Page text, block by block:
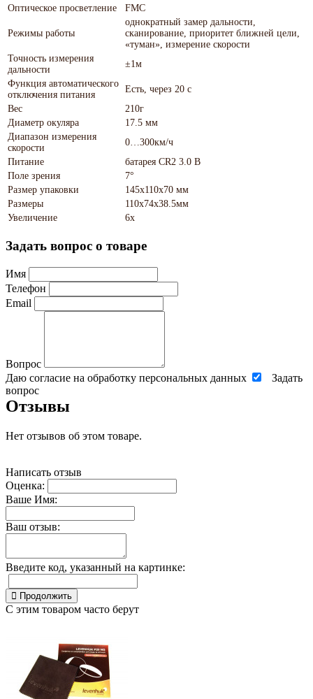
Оптическое просветление FMC
Режимы работы
однократный замер дальности,
сканирование, приоритет ближней цели,
«туман», измерение скорости
Точность измерения
дальности
±1м
Функция автоматического
отключения питания
Есть, через 20 с
Вес
210г
Диаметр окуляра
17.5 мм
Диапазон измерения
скорости
0…300км/ч
Питание
батарея CR2 3.0 В
Поле зрения
7°
Размер упаковки
145х110х70 мм
Размеры
110х74х38.5мм
Увеличение
6х
Задать вопрос о товаре
Имя
Телефон
Email
Вопрос
Даю согласие на обработку персональных данных
Задать
вопрос
Отзывы
Нет отзывов об этом товаре.
Написать отзыв
Оценка:
Ваше Имя:
Ваш отзыв:
Введите код, указанный на картинке:
Продолжить
С этим товаром часто берут